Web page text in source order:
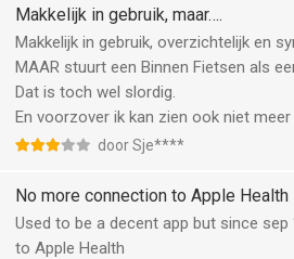
Missing a heart rate guiding feature;
a set interval time but just a guidance
that I hit my training HR….
Makkelijk in gebruik, maar….
Makkelijk in gebruik, overzichtelijk en
MAAR stuurt een Binnen Fietsen als
Dat is toch wel slordig.
En voorzover ik kan zien ook niet
door Sje****
No more connection to Apple Health
Used to be a decent app but since sep
to Apple Health